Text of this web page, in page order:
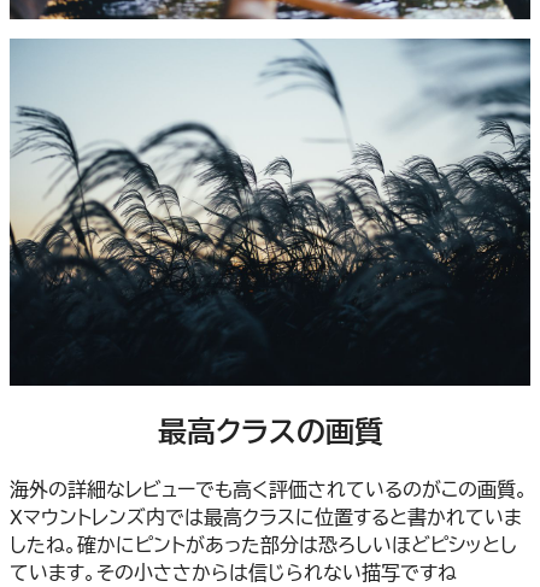
最高クラスの画質
海外の詳細なレビューでも高く評価されているのがこの画質。
Xマウントレンズ内では最高クラスに位置すると書かれていま
したね。確かにピントがあった部分は恐ろしいほどピシッとし
ています。その小ささからは信じられない描写ですね